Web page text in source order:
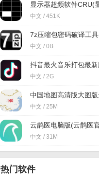
显示器超频软件CRU(
新率超频) 免费版
中文 / 451K
7z压缩包密码破译工
缩包密码) v2018 免费版
中文 / 0B
抖音最火音乐打包最新
中文 / 2G
中国地图高清版大图
中文 / 25M
云鹊医电脑版(云鹊医
客户端) v12.3 最新版
中文 / 31M
热门软件